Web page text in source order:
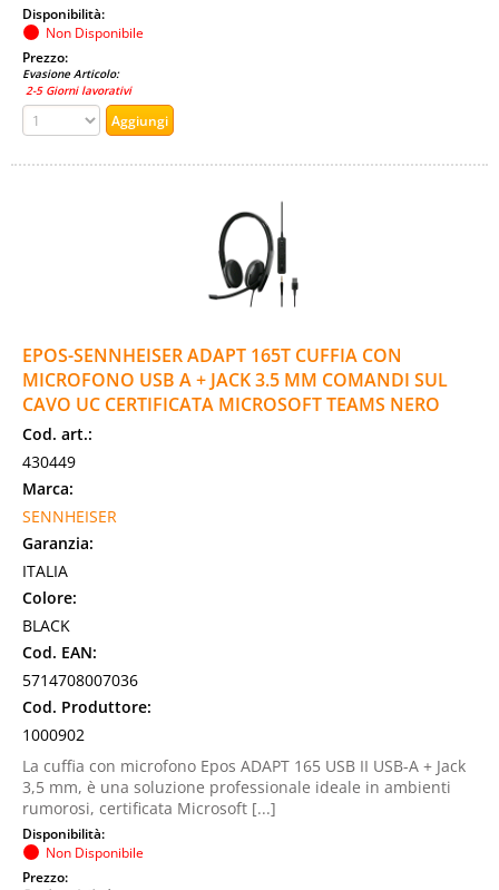
Disponibilità:
Non Disponibile
Prezzo:
Evasione Articolo:
2-5 Giorni lavorativi
EPOS-SENNHEISER ADAPT 165T CUFFIA CON
MICROFONO USB A + JACK 3.5 MM COMANDI SUL
CAVO UC CERTIFICATA MICROSOFT TEAMS NERO
Cod. art.:
430449
Marca:
SENNHEISER
Garanzia:
ITALIA
Colore:
BLACK
Cod. EAN:
5714708007036
Cod. Produttore:
1000902
La cuffia con microfono Epos ADAPT 165 USB II USB-A + Jack
3,5 mm, è una soluzione professionale ideale in ambienti
rumorosi, certificata Microsoft [...]
Disponibilità:
Non Disponibile
Prezzo: